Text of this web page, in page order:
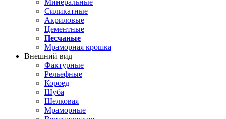
Силикатные
Акриловые
Цементные
Песчаные
Мраморная крошка
Внешний вид
Фактурные
Рельефные
Короед
Шуба
Шелковая
Мраморные